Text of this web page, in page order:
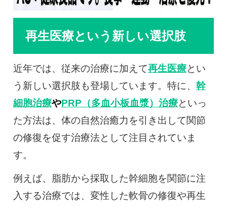
再生医療という新しい選択肢
近年では、従来の治療に加えて再生医療とい
う新しい選択肢も登場しています。特に、 幹
細胞治療やPRP（多血小板血漿）治療といっ
た方法は、体の自然治癒力を引き出して関節
の修復を促す治療法として注目されていま
す。
例えば、脂肪から採取した幹細胞を関節に注
入する治療では、変性した軟骨の修復や再生